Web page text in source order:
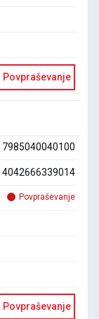
Povpraševanje
7985040040100
4042666339014
Povpraševanje
Povpraševanje